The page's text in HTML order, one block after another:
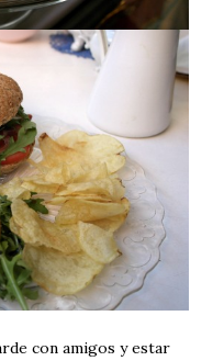
con amigos y estar